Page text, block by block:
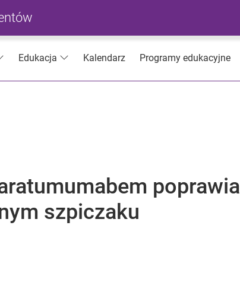
Edukacja Kalendarz Programy edukacyjne
poprawia
szpiczaku